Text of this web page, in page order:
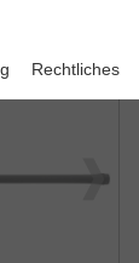
Rechtliches